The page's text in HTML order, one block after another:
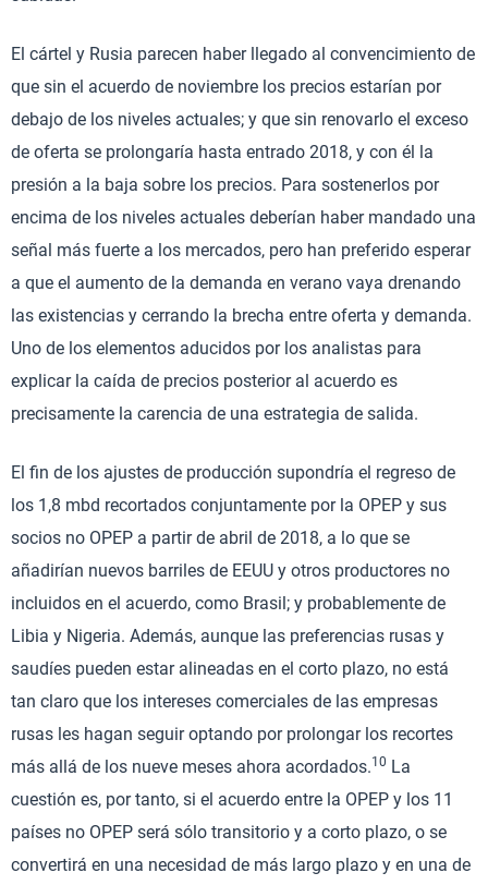
El cártel y Rusia parecen haber llegado al convencimiento de
que sin el acuerdo de noviembre los precios estarían por
debajo de los niveles actuales; y que sin renovarlo el exceso
de oferta se prolongaría hasta entrado 2018, y con él la
presión a la baja sobre los precios. Para sostenerlos por
encima de los niveles actuales deberían haber mandado una
señal más fuerte a los mercados, pero han preferido esperar
a que el aumento de la demanda en verano vaya drenando
las existencias y cerrando la brecha entre oferta y demanda.
Uno de los elementos aducidos por los analistas para
explicar la caída de precios posterior al acuerdo es
precisamente la carencia de una estrategia de salida.
El fin de los ajustes de producción supondría el regreso de
los 1,8 mbd recortados conjuntamente por la OPEP y sus
socios no OPEP a partir de abril de 2018, a lo que se
añadirían nuevos barriles de EEUU y otros productores no
incluidos en el acuerdo, como Brasil; y probablemente de
Libia y Nigeria. Además, aunque las preferencias rusas y
saudíes pueden estar alineadas en el corto plazo, no está
tan claro que los intereses comerciales de las empresas
rusas les hagan seguir optando por prolongar los recortes
más allá de los nueve meses ahora acordados.10 La
cuestión es, por tanto, si el acuerdo entre la OPEP y los 11
países no OPEP será sólo transitorio y a corto plazo, o se
convertirá en una necesidad de más largo plazo y en una de